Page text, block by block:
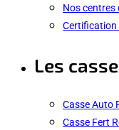
Nos
Certification
Les
Casse Auto
Casse Fert